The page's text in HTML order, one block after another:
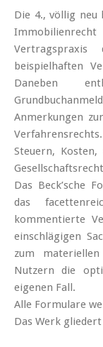
Die 4., völlig neu
beispielhaften
Daneben
Anmerkungen
Steuern,
Das Beck’sche
das
kommentierte
einschlägigen
zum
Nutzern die
eigenen Fall.
Alle Formulare
Das Werk